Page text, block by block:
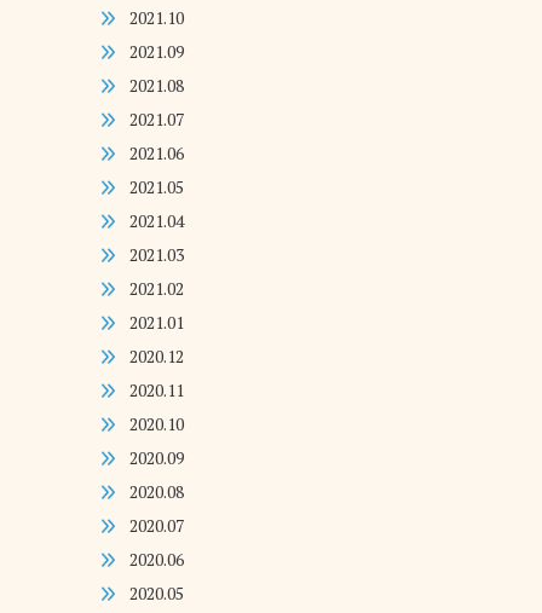
2021.10
2021.09
2021.08
2021.07
2021.06
2021.05
2021.04
2021.03
2021.02
2021.01
2020.12
2020.11
2020.10
2020.09
2020.08
2020.07
2020.06
2020.05